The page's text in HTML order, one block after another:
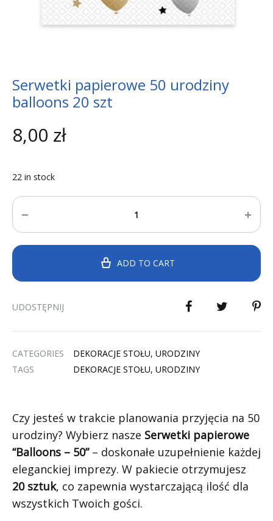
Serwetki papierowe 50 urodziny
balloons 20 szt
8,00 zł
22 in stock
Quantity
ADD TO CART
UDOSTĘPNIJ
CATEGORIES DEKORACJE STOŁU, URODZINY
TAGS
DEKORACJE STOŁU, URODZINY
Czy jesteś w trakcie planowania przyjęcia na 50
urodziny? Wybierz nasze Serwetki papierowe
“Balloons – 50”– doskonałe uzupełnienie każdej
eleganckiej imprezy. W pakiecie otrzymujesz
20 sztuk, co zapewnia wystarczającą ilość dla
wszystkich Twoich gości.